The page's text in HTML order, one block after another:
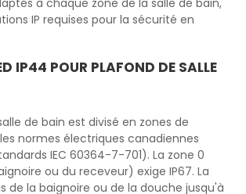
à chaque zone de la salle de bain,
IP requises pour la sécurité en
IP44 POUR PLAFOND DE SALLE
de bain est divisé en zones de
normes électriques canadiennes
IEC 60364-7-701). La zone 0
ou du receveur) exige IP67. La
de la baignoire ou de la douche jusqu'à